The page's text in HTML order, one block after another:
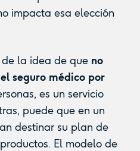
impacta esa elección
de la idea de que no
seguro médico por
es un servicio
puede que en un
destinar su plan de
El modelo de